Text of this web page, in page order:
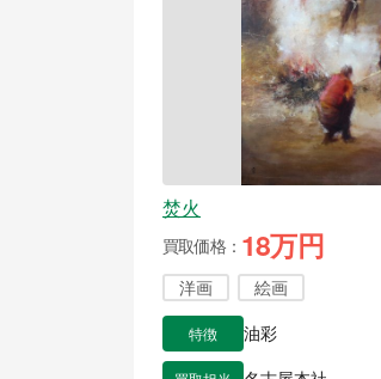
焚火
買取価格 18万円
洋画 絵画
特徴 油彩